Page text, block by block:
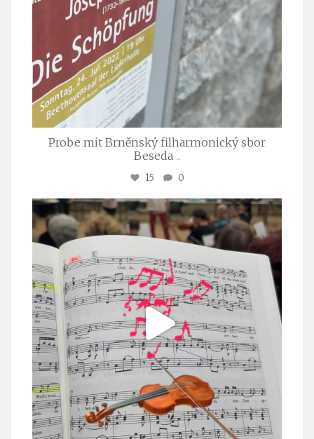
Probe mit Brněnský filharmonický sbor
Beseda ...
15 0
stuttgarter_oratorienchor
Juli 23